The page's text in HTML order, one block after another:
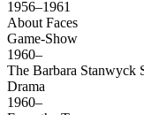
1956–1961
About Faces
Game-Show
1960–
The Barbara Stanwyck
Drama
1960–